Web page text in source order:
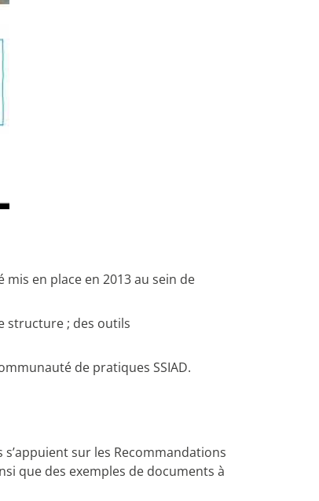
en place en 2013 au sein de
structure ; des outils
de pratiques SSIAD.
s’appuient sur les Recommandations
que des exemples de documents à